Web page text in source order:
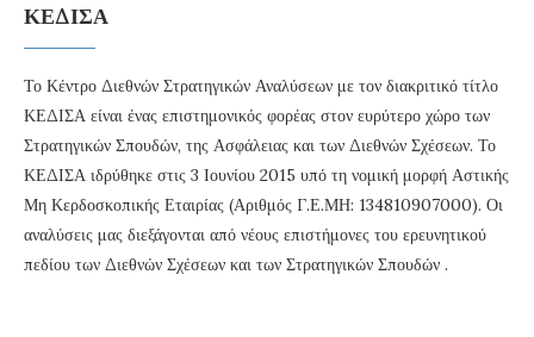
ΚΕΔΙΣΑ
Το Κέντρο Διεθνών Στρατηγικών Αναλύσεων με τον διακριτικό τίτλο
ΚΕΔΙΣΑ είναι ένας επιστημονικός φορέας στον ευρύτερο χώρο των
Στρατηγικών Σπουδών, της Ασφάλειας και των Διεθνών Σχέσεων. Το
ΚΕΔΙΣΑ ιδρύθηκε στις 3 Ιουνίου 2015 υπό τη νομική μορφή Αστικής
Μη Κερδοσκοπικής Εταιρίας (Αριθμός Γ.Ε.ΜΗ: 134810907000). Οι
αναλύσεις μας διεξάγονται από νέους επιστήμονες του ερευνητικού
πεδίου των Διεθνών Σχέσεων και των Στρατηγικών Σπουδών .